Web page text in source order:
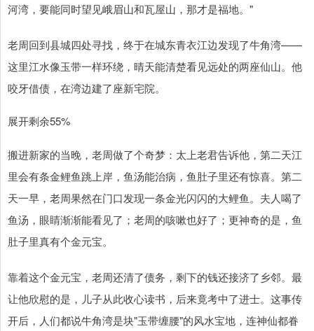
河湾，要能同时望见峨眉山和瓦屋山，那才是福地。"
老周回到县城四处寻找，终于在城东青衣江边发现了牛角湾——
这里江水像玉带一样环绕，晴天能清楚看见远处的两座仙山。他
咬牙借债，在湾边建了座新宅院。
展开剩余55%
搬进新家的当晚，老周做了个奇梦：太上老君告诉他，第二天江
里会有条金鲤鱼跳上岸，鱼汤能治病，鱼肚子里还有惊喜。第二
天一早，老周果然在门口发现一条金光闪闪的大鲤鱼。夫人喝了
鱼汤，眼睛渐渐能看见了；老周的咳嗽也好了；更神奇的是，鱼
肚子里真有个金元宝。
靠着这个金元宝，老周还清了债务，剩下的钱还接济了乡邻。最
让他欣慰的是，儿子从此收心读书，后来竟考中了进士。这事传
开后，人们都说牛角湾是块"玉带缠腰"的风水宝地，连神仙都眷